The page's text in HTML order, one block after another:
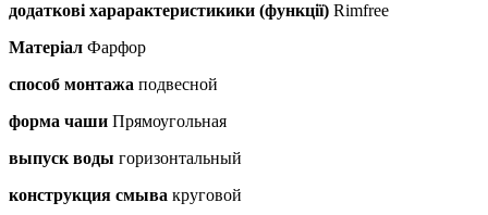
додаткові харарактеристикики (функції) Rimfree
Матеріал Фарфор
способ монтажа подвесной
форма чаши Прямоугольная
выпуск воды горизонтальный
конструкция смыва круговой